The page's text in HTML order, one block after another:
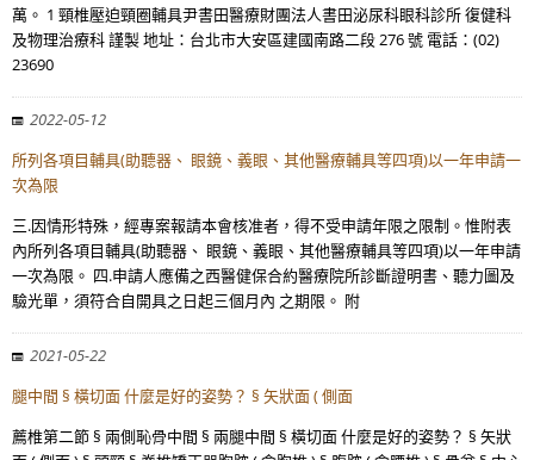
萬。 1 頸椎壓迫頸圈輔具尹書田醫療財團法人書田泌尿科眼科診所 復健科
及物理治療科 謹製 地址：台北市大安區建國南路二段 276 號 電話：(02)
23690
2022-05-12
所列各項目輔具(助聽器、 眼鏡、義眼、其他醫療輔具等四項)以一年申請一
次為限
三.因情形特殊，經專案報請本會核准者，得不受申請年限之限制。惟附表
內所列各項目輔具(助聽器、 眼鏡、義眼、其他醫療輔具等四項)以一年申請
一次為限。 四.申請人應備之西醫健保合約醫療院所診斷證明書、聽力圖及
驗光單，須符合自開具之日起三個月內 之期限。 附
2021-05-22
腿中間 § 橫切面 什麼是好的姿勢？ § 矢狀面 ( 側面
薦椎第二節 § 兩側恥骨中間 § 兩腿中間 § 橫切面 什麼是好的姿勢？ § 矢狀